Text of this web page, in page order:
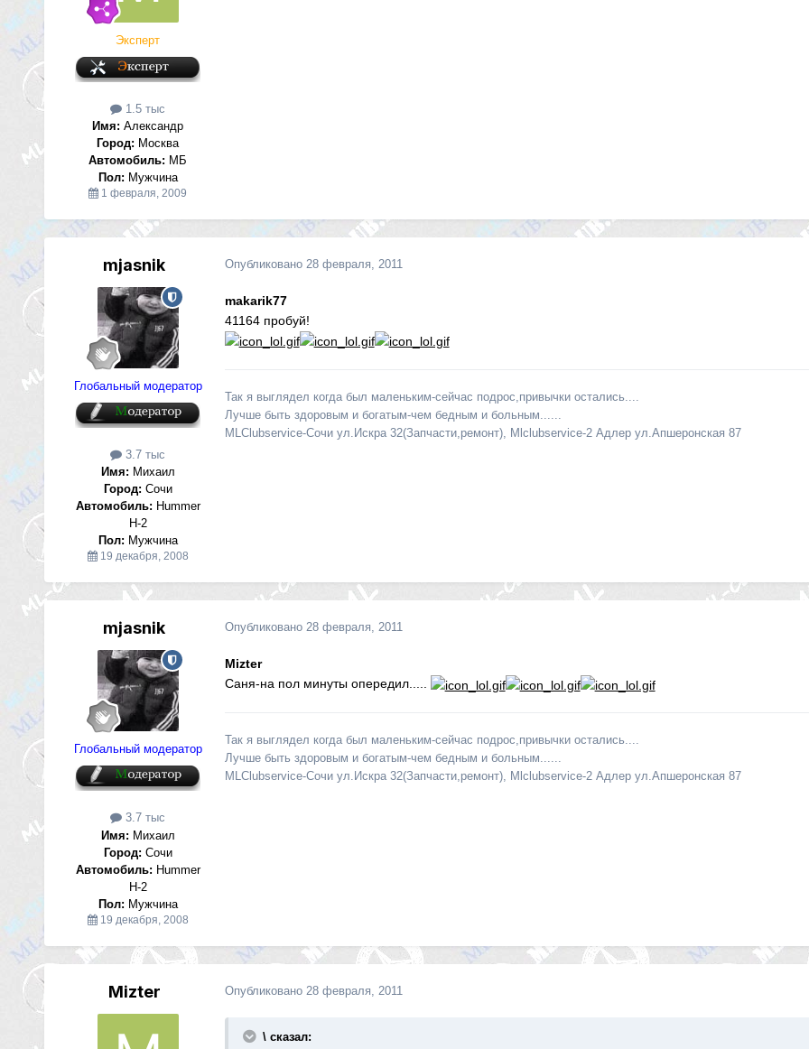
Эксперт
1.5 тыс
Имя: Александр
Город: Москва
Автомобиль: МБ
Пол: Мужчина
1 февраля, 2009
mjasnik
Глобальный модератор
3.7 тыс
Имя: Михаил
Город: Сочи
Автомобиль: Hummer
H-2
Пол: Мужчина
19 декабря, 2008
Опубликовано 28 февраля, 2011
makarik77
41164 пробуй!
Так я выглядел когда был маленьким-сейчас подрос,привычки остались....
Лучше быть здоровым и богатым-чем бедным и больным......
MLClubservice-Сочи ул.Искра 32(Запчасти,ремонт), Mlclubservice-2 Адлер ул.Апшеронская 87
mjasnik
Глобальный модератор
3.7 тыс
Имя: Михаил
Город: Сочи
Автомобиль: Hummer
H-2
Пол: Мужчина
19 декабря, 2008
Опубликовано 28 февраля, 2011
Mizter
Саня-на пол минуты опередил.....
Так я выглядел когда был маленьким-сейчас подрос,привычки остались....
Лучше быть здоровым и богатым-чем бедным и больным......
MLClubservice-Сочи ул.Искра 32(Запчасти,ремонт), Mlclubservice-2 Адлер ул.Апшеронская 87
Mizter Опубликовано 28 февраля, 2011
\ сказал: